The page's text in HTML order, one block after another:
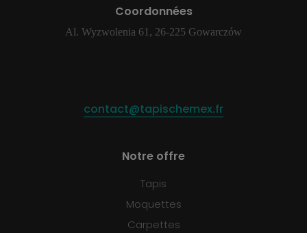
Coordonnées
Al. Wyzwolenia 61, 26-225 Gowarczów
contact@tapischemex.fr
Notre offre
Tapis
Moquettes
Carpettes